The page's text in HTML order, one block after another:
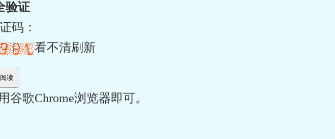
验证
码：
看不清刷新
歌Chrome浏览器即可。